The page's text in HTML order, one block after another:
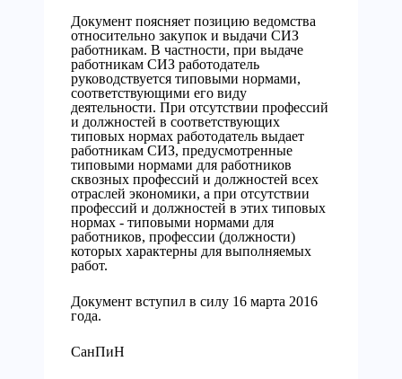
Документ поясняет позицию ведомства
относительно закупок и выдачи СИЗ
работникам. В частности, при выдаче
работникам СИЗ работодатель
руководствуется типовыми нормами,
соответствующими его виду
деятельности. При отсутствии профессий
и должностей в соответствующих
типовых нормах работодатель выдает
работникам СИЗ, предусмотренные
типовыми нормами для работников
сквозных профессий и должностей всех
отраслей экономики, а при отсутствии
профессий и должностей в этих типовых
нормах - типовыми нормами для
работников, профессии (должности)
которых характерны для выполняемых
работ.
Документ вступил в силу 16 марта 2016
года.
СанПиН